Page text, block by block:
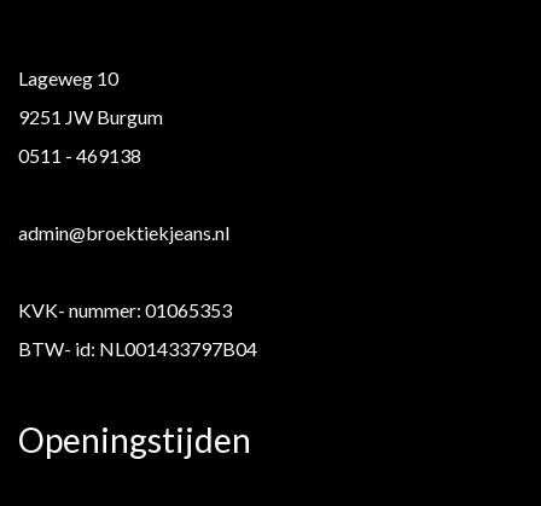
Lageweg 10
9251 JW Burgum
0511 - 469138
admin@broektiekjeans.nl
KVK- nummer: 01065353
BTW- id: NL001433797B04
Openingstijden